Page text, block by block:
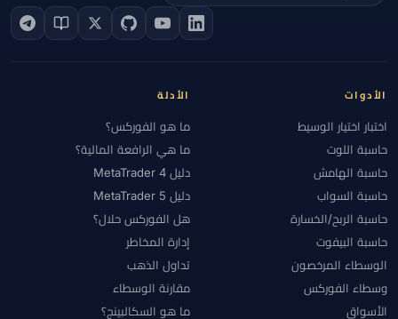
الأدوات
اختبار اختيار الوسيط
حاسبة اللوت
حاسبة الهامش
حاسبة السواب
حاسبة الربح/الخسارة
حاسبة البيفوت
الوسطاء المرخصون
وسطاء الفوركس
الأسواق
الأدلة
ما هو الفوركس؟
ما هي الرافعة المالية؟
دليل MetaTrader 4
دليل MetaTrader 5
هل الفوركس حلال؟
إدارة المخاطر
تداول الذهب
مقارنة الوسطاء
ما هو السكالبينج؟